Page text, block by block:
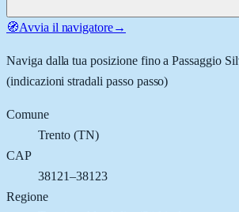
🧭Avvia il navigatore→
Naviga dalla tua posizione fino aPassaggio
(indicazioni stradali passo passo)
Comune
Trento(TN)
CAP
38121–38123
Regione